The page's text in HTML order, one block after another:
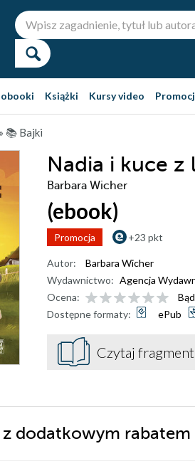
Książki Kursy video
» 📚 Bajki
Nadia i kuce z
Barbara Wicher
(ebook)
Promocja +23 pkt
Autor:
Barbara Wicher
Wydawnictwo: Agencja
Ocena:
Dostępne formaty:
ePub
Czytaj fragment
z dodatkowym rabatem